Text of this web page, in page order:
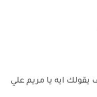
يقولك ايه يا مريم علي